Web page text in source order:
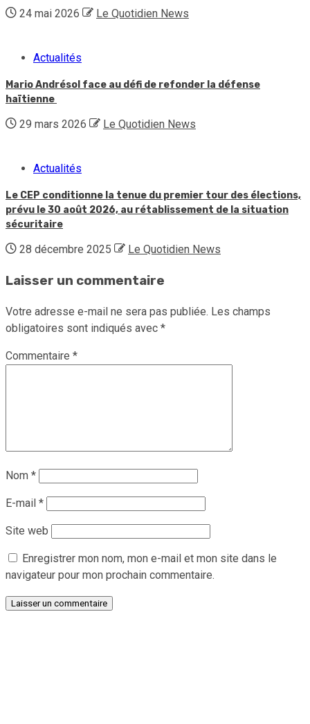
24 mai 2026 Le Quotidien News
Actualités
Mario Andrésol face au défi de refonder la défense
haïtienne
29 mars 2026 Le Quotidien News
Actualités
Le CEP conditionne la tenue du premier tour des élections,
prévu le 30 août 2026, au rétablissement de la situation
sécuritaire
28 décembre 2025 Le Quotidien News
Laisser un commentaire
Votre adresse e-mail ne sera pas publiée. Les champs
obligatoires sont indiqués avec *
Commentaire *
Nom *
E-mail *
Site web
Enregistrer mon nom, mon e-mail et mon site dans le
navigateur pour mon prochain commentaire.